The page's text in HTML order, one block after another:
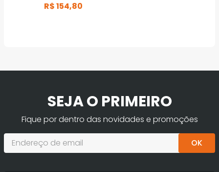
R$154,80
SEJA O PRIMEIRO
Fique por dentro das novidades e promoções
OK